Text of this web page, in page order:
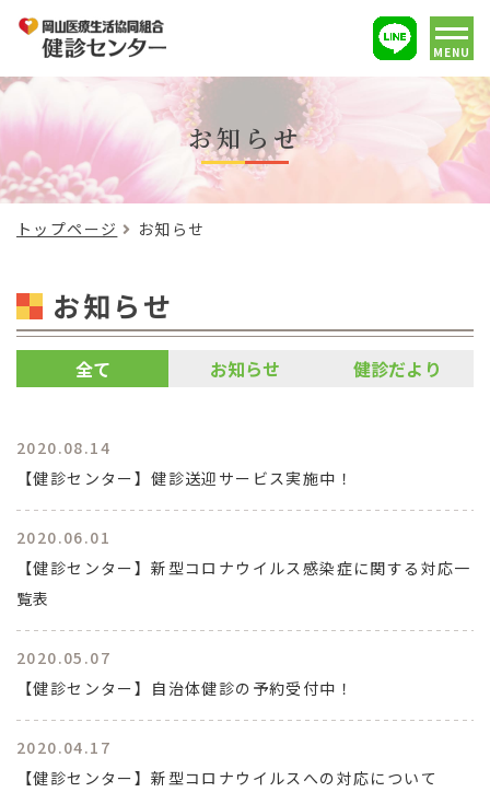
MENU
お知らせ
トップページ お知らせ
お知らせ
全て お知らせ 健診だより
2020.08.14
【健診センター】健診送迎サービス実施中！
2020.06.01
【健診センター】新型コロナウイルス感染症に関する対応一
覧表
2020.05.07
【健診センター】自治体健診の予約受付中！
2020.04.17
【健診センター】新型コロナウイルスへの対応について